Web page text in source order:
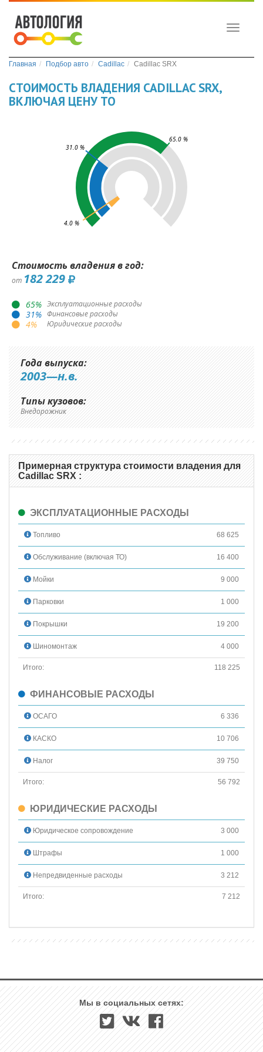
Toggle
Главная Подбор авто Cadillac Cadillac SRX
СТОИМОСТЬ ВЛАДЕНИЯ CADILLAC SRX,
ВКЛЮЧАЯ ЦЕНУ ТО
65.0 %
31.0 %
4.0 %
Стоимость владения в год:
от 182 229
65% Эксплуатационные расходы
31% Финансовые расходы
4% Юридические расходы
Года выпуска:
2003—н.в.
Типы кузовов:
Внедорожник
Примерная структура стоимости владения для
Cadillac SRX :
ЭКСПЛУАТАЦИОННЫЕ РАСХОДЫ
Топливо 68 625
Обслуживание (включая ТО) 16 400
Мойки 9 000
Парковки 1 000
Покрышки 19 200
Шиномонтаж 4 000
Итого: 118 225
ФИНАНСОВЫЕ РАСХОДЫ
ОСАГО 6 336
КАСКО 10 706
Налог 39 750
Итого: 56 792
ЮРИДИЧЕСКИЕ РАСХОДЫ
Юридическое сопровождение 3 000
Штрафы 1 000
Непредвиденные расходы 3 212
Итого: 7 212
Мы в социальных сетях: